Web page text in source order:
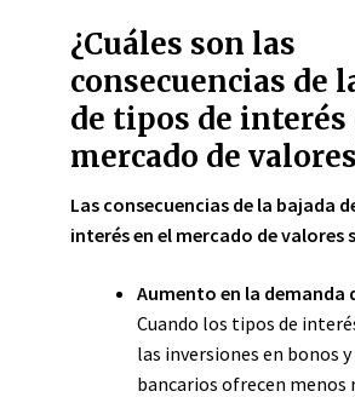
¿Cuáles son las
consecuencias de
de tipos de interés
mercado de
Las consecuencias de la bajada
interés en el mercado de valores
Aumento en la demanda
Cuando los tipos de
las inversiones en bonos
bancarios ofrecen menos